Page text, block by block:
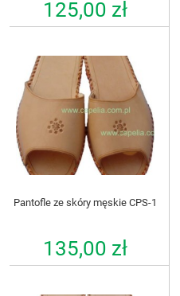
125,00 zł
Pantofle ze skóry męskie CPS-1
135,00 zł